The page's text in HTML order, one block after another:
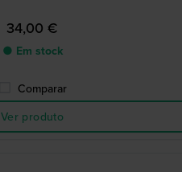
34,00 €
● Em stock
Comparar
Ver produto